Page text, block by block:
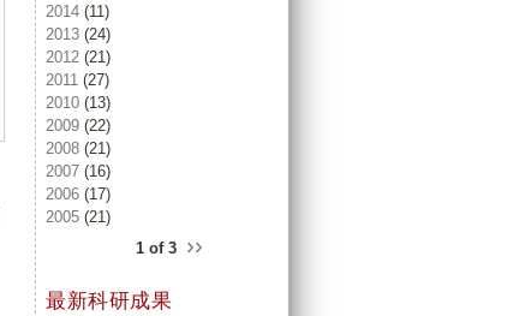
2014 (11)
2013 (24)
2012 (21)
2011 (27)
2010 (13)
2009 (22)
2008 (21)
2007 (16)
2006 (17)
2005 (21)
1 of 3 ››
最新科研成果